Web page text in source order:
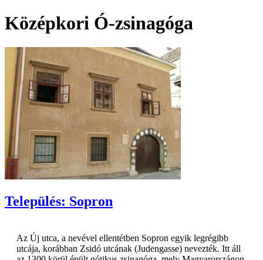
Középkori Ó-zsinagóga
Település: Sopron
Az Új utca, a nevével ellentétben Sopron egyik legrégibb
utcája, korábban Zsidó utcának (Judengasse) nevezték. Itt áll